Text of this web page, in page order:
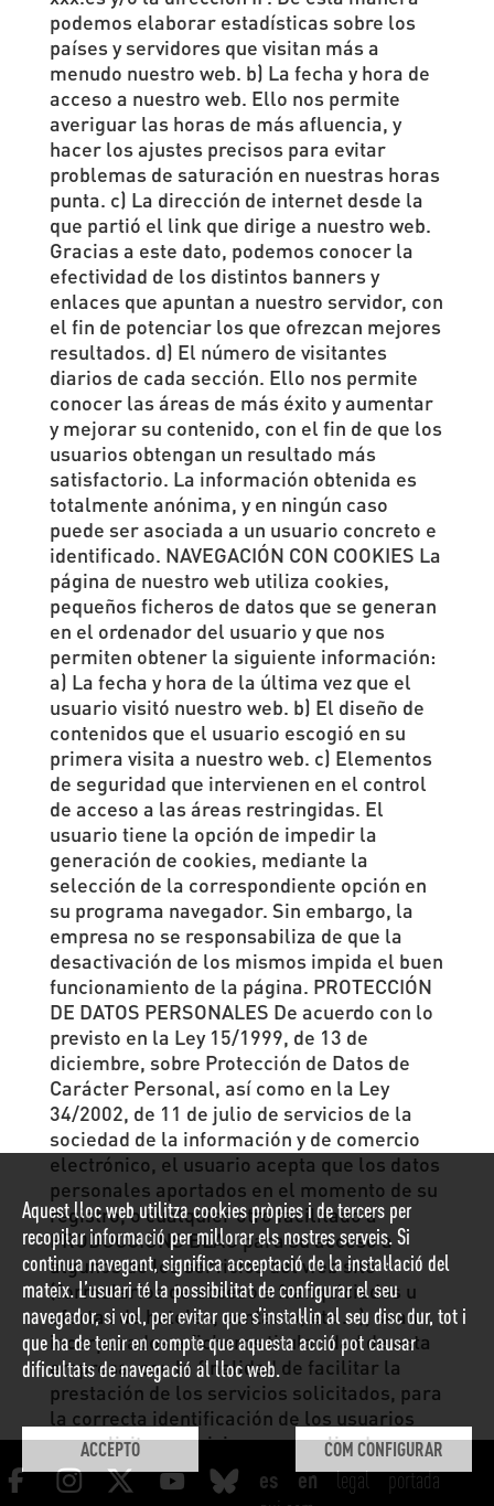
podemos elaborar estadísticas sobre los
países y servidores que visitan más a
menudo nuestro web. b) La fecha y hora de
acceso a nuestro web. Ello nos permite
averiguar las horas de más afluencia, y
hacer los ajustes precisos para evitar
problemas de saturación en nuestras horas
punta. c) La dirección de internet desde la
que partió el link que dirige a nuestro web.
Gracias a este dato, podemos conocer la
efectividad de los distintos banners y
enlaces que apuntan a nuestro servidor, con
el fin de potenciar los que ofrezcan mejores
resultados. d) El número de visitantes
diarios de cada sección. Ello nos permite
conocer las áreas de más éxito y aumentar
y mejorar su contenido, con el fin de que los
usuarios obtengan un resultado más
satisfactorio. La información obtenida es
totalmente anónima, y en ningún caso
puede ser asociada a un usuario concreto e
identificado. NAVEGACIÓN CON COOKIES La
página de nuestro web utiliza cookies,
pequeños ficheros de datos que se generan
en el ordenador del usuario y que nos
permiten obtener la siguiente información:
a) La fecha y hora de la última vez que el
usuario visitó nuestro web. b) El diseño de
contenidos que el usuario escogió en su
primera visita a nuestro web. c) Elementos
de seguridad que intervienen en el control
de acceso a las áreas restringidas. El
usuario tiene la opción de impedir la
generación de cookies, mediante la
selección de la correspondiente opción en
su programa navegador. Sin embargo, la
empresa no se responsabiliza de que la
desactivación de los mismos impida el buen
funcionamiento de la página. PROTECCIÓN
DE DATOS PERSONALES De acuerdo con lo
previsto en la Ley 15/1999, de 13 de
diciembre, sobre Protección de Datos de
Carácter Personal, así como en la Ley
34/2002, de 11 de julio de servicios de la
sociedad de la información y de comercio
electrónico, el usuario acepta que los datos
personales aportados en el momento de su
registro, o cualquier otro facilitado a
PRODUCCIONS BLAU para su acceso a
algunos de los servicios del web site
(formularios de acceso a franquiciados u
ofertas de hoteles, contacto, etc ...), sean
incorporados a ficheros titularidad de esta
empresa, con la finalidad de facilitar la
prestación de los servicios solicitados, para
la correcta identificación de los usuarios
que solicitan servicios personalizados en
www.produccionsblau.com, para la
realización de estudios estadísticos de los
Aquest lloc web utilitza cookies pròpies i de tercers per
recopilar informació per millorar els nostres serveis. Si
continua navegant, significa acceptació de la instal·lació del
mateix. L’usuari té la possibilitat de configurar el seu
navegador, si vol, per evitar que s’instal·lin al seu disc dur, tot i
que ha de tenir en compte que aquesta acció pot causar
dificultats de navegació al lloc web.
ACCEPTO COM CONFIGURAR
legal
portada